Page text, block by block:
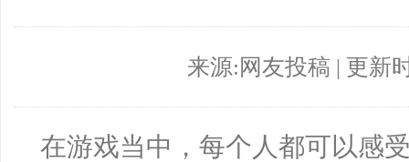
来源:网友投稿 | 更新
在游戏当中，每个人都可以感